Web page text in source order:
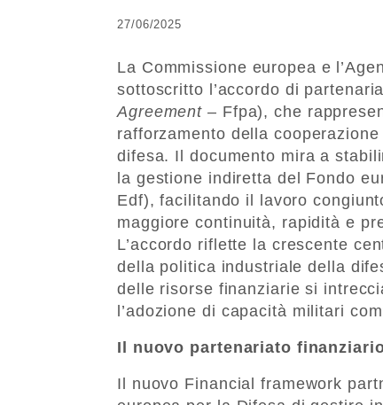
27/06/2025
La Commissione europea e
sottoscritto l’accordo di
Agreement – Ffpa), che
rafforzamento della
difesa. Il documento mira a
la gestione indiretta del Fondo
Edf), facilitando il lavoro
maggiore continuità, rapidità e
L’accordo riflette la crescente
della politica industriale della
delle risorse finanziarie si
l’adozione di capacità militari
Il nuovo partenariato
Il nuovo Financial framework